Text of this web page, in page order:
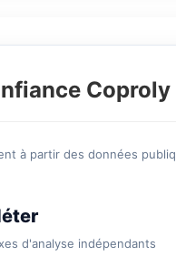
Coproly
à partir des données
d'analyse indépendants